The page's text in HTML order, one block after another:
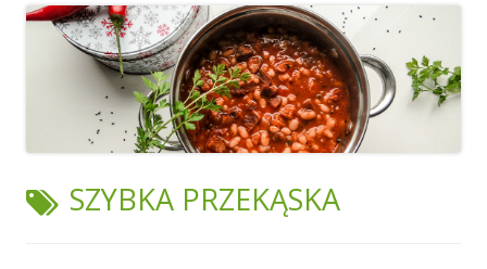
TAGI:
SZYBKA PRZEKĄSKA